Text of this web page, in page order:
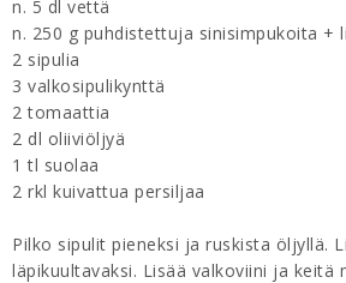
n. 5 dl vettä
n. 250 g puhdistettuja sinisimpukoita +
2 sipulia
3 valkosipulikynttä
2 tomaattia
2 dl oliiviöljyä
1 tl suolaa
2 rkl kuivattua persiljaa
Pilko sipulit pieneksi ja ruskista öljyllä.
läpikuultavaksi. Lisää valkoviini ja keitä